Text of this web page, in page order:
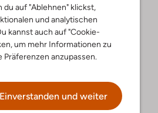
du auf "Ablehnen" klickst,
und analytischen
kannst auch auf "Cookie-
um mehr Informationen zu
Präferenzen anzupassen.
Einverstanden und weiter